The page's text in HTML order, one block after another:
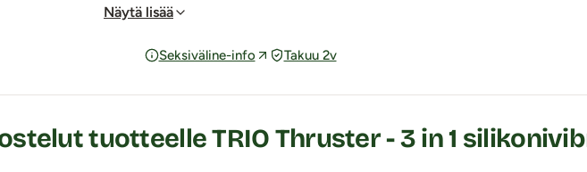
liike, joka tuo sauvaan oikeaa penetraatiota mukailevan tunteen. Ohut mutta
toinen moottori sijaitsee hieromasauvan kärjessä. Kärjen moottorissa on kymmenen
Näytä lisää
Seksiväline-info Takuu 2v
tuotteelle TRIO Thruster - 3 in 1